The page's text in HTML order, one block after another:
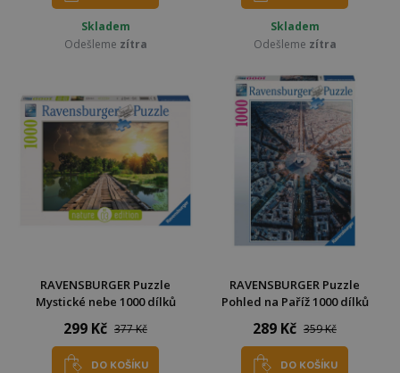
Skladem
Odešleme zítra
Skladem
Odešleme zítra
RAVENSBURGER Puzzle
Mystické nebe 1000 dílků
299 Kč 377 Kč
DO KOŠÍKU
RAVENSBURGER Puzzle
Pohled na Paříž 1000 dílků
289 Kč 359 Kč
DO KOŠÍKU